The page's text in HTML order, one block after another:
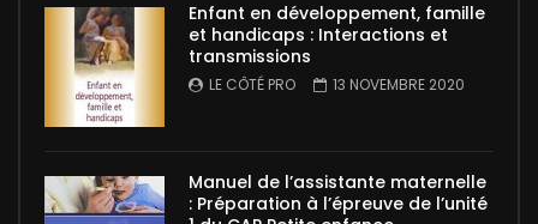
Enfant en développement, famille
et handicaps : Interactions et
transmissions
LE CÔTÉ PRO 13 NOVEMBRE 2020
Manuel de l’assistante maternelle
: Préparation à l’épreuve de l’unité